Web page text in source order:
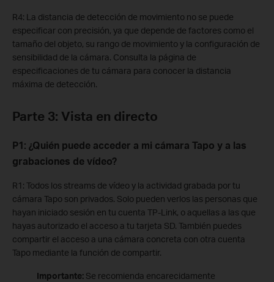
R4: La distancia de detección de movimiento no se puede
especificar con precisión, ya que depende de factores como el
tamaño del objeto, su rango de movimiento y la configuración de
sensibilidad de la cámara. Consulta la página de
especificaciones de tu cámara para conocer la distancia
máxima de detección.
Parte 3: Vista en directo
P1: ¿Quién puede acceder a mi cámara Tapo y a las
grabaciones de vídeo?
R1: Todos los streams de vídeo y la actividad grabada por tu
cámara Tapo son privados. Solo pueden verlos las personas que
hayan iniciado sesión en tu cuenta TP-Link, o aquellas a las que
hayas autorizado el acceso a tu tarjeta SD. También puedes
compartir el acceso a una cámara concreta con otra cuenta
Tapo mediante la función de compartir.
Importante: Se recomienda encarecidamente